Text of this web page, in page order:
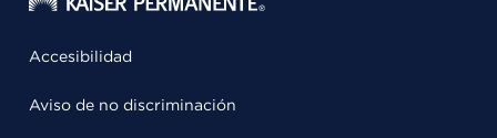
Accesibilidad
Aviso de no discriminación